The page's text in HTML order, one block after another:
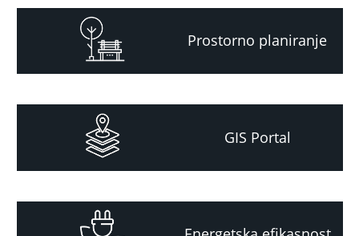
Prostorno planiranje
GIS Portal